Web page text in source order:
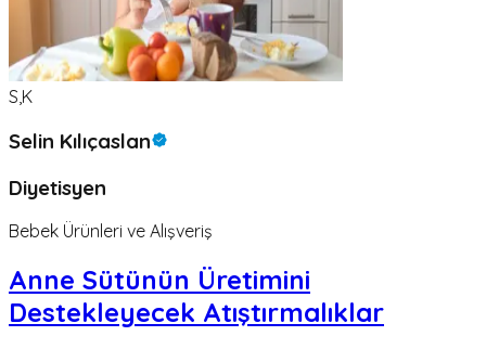
S,K
Selin Kılıçaslan
Diyetisyen
Bebek Ürünleri ve Alışveriş
Anne Sütünün Üretimini
Destekleyecek Atıştırmalıklar